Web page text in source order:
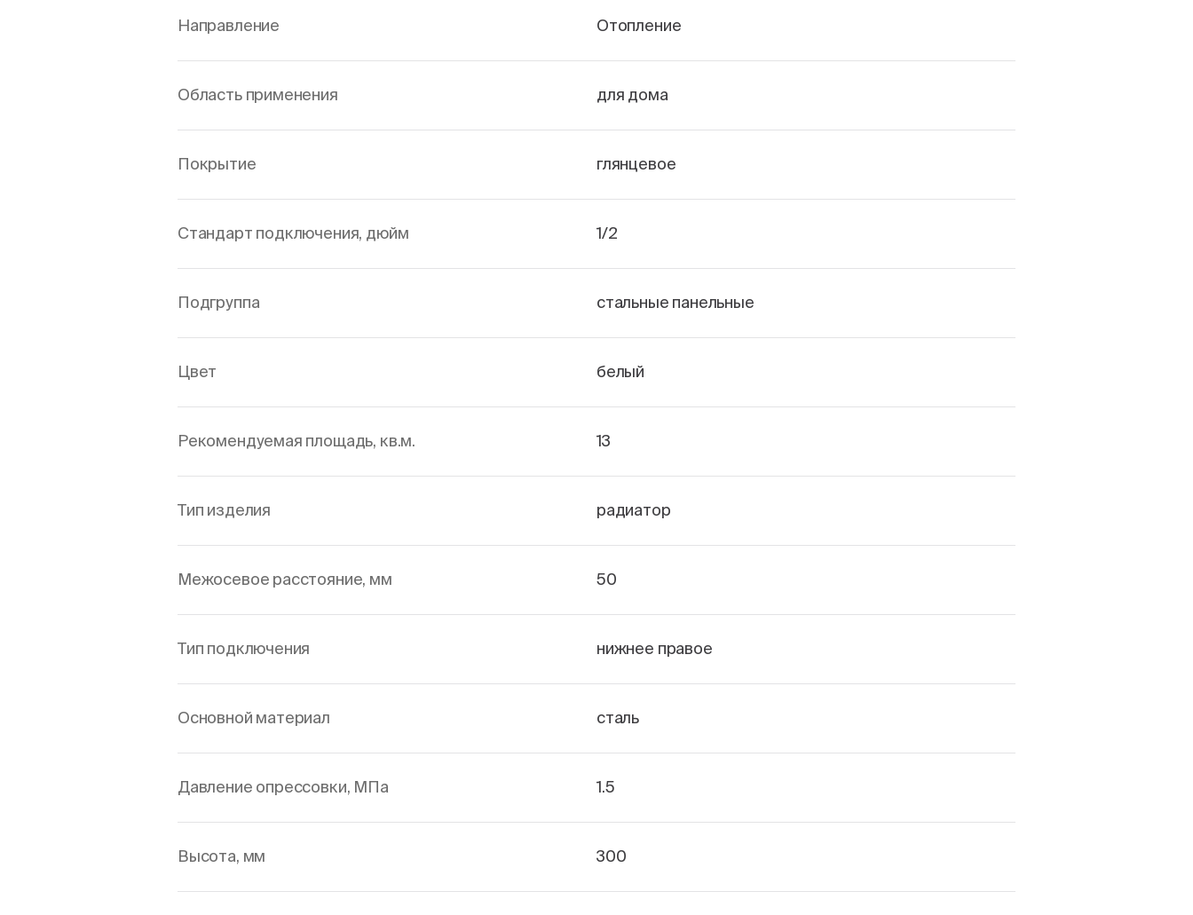
Направление Отопление
Область применения для дома
Покрытие глянцевое
Стандарт подключения, дюйм 1/2
Подгруппа стальные панельные
Цвет белый
Рекомендуемая площадь, кв.м. 13
Тип изделия радиатор
Межосевое расстояние, мм 50
Тип подключения нижнее правое
Основной материал сталь
Давление опрессовки, МПа 1.5
Высота, мм 300